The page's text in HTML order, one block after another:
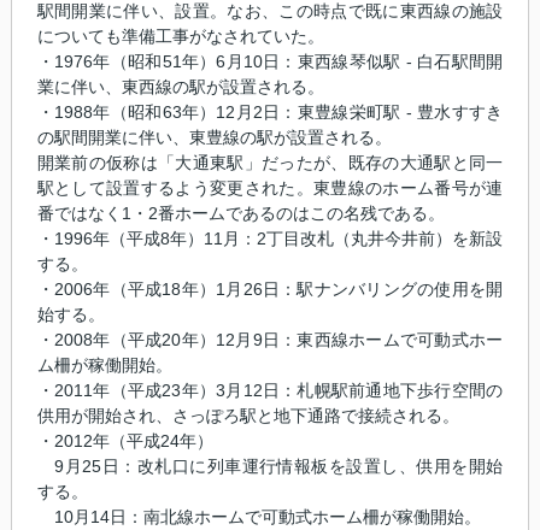
駅間開業に伴い、設置。なお、この時点で既に東西線の施設
についても準備工事がなされていた。
・1976年（昭和51年）6月10日：東西線琴似駅 - 白石駅間開
業に伴い、東西線の駅が設置される。
・1988年（昭和63年）12月2日：東豊線栄町駅 - 豊水すすき
の駅間開業に伴い、東豊線の駅が設置される。
開業前の仮称は「大通東駅」だったが、既存の大通駅と同一
駅として設置するよう変更された。東豊線のホーム番号が連
番ではなく1・2番ホームであるのはこの名残である。
・1996年（平成8年）11月：2丁目改札（丸井今井前）を新設
する。
・2006年（平成18年）1月26日：駅ナンバリングの使用を開
始する。
・2008年（平成20年）12月9日：東西線ホームで可動式ホー
ム柵が稼働開始。
・2011年（平成23年）3月12日：札幌駅前通地下歩行空間の
供用が開始され、さっぽろ駅と地下通路で接続される。
・2012年（平成24年）
9月25日：改札口に列車運行情報板を設置し、供用を開始
する。
10月14日：南北線ホームで可動式ホーム柵が稼働開始。